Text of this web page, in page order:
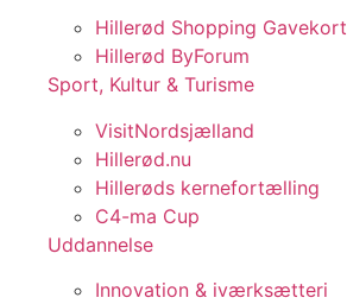
Hillerød Shopping Gavekort
Hillerød ByForum
Sport, Kultur & Turisme
VisitNordsjælland
Hillerød.nu
Hillerøds kernefortælling
C4-ma Cup
Uddannelse
Innovation & iværksætteri